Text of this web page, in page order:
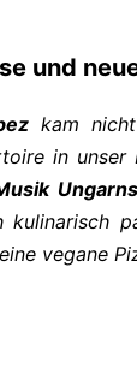
und
kam
in
kulinarisch
vegane